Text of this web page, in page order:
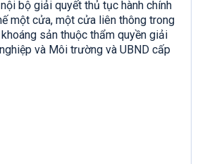
bộ giải quyết thủ tục hành chính
một cửa, một cửa liên thông trong
sản thuộc thẩm quyền giải
và Môi trường và UBND cấp